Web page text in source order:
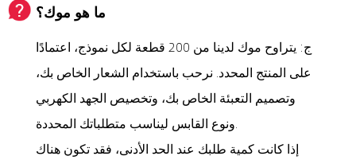
ما هو موك؟
ج: يتراوح موك لدينا من 200 قطعة لكل نموذج، اعتمادًا
على المنتج المحدد. نرحب باستخدام الشعار الخاص بك،
وتصميم التعبئة الخاص بك، وتخصيص الجهد الكهربي
ونوع القابس ليناسب متطلباتك المحددة.
إذا كانت كمية طلبك عند الحد الأدنى، فقد تكون هناك